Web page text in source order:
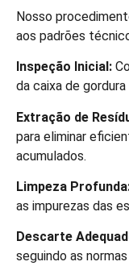
Nosso
aos padrões
Inspeção Inicial:
da caixa de
Extração de
para eliminar
acumulados.
Limpeza
as impurezas das
Descarte
seguindo as